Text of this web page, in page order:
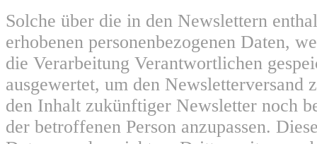
Solche über die in den Newslettern
erhobenen personenbezogenen Daten,
die Verarbeitung Verantwortlichen
ausgewertet, um den Newsletterversand
den Inhalt zukünftiger Newsletter noch
der betroffenen Person anzupassen.